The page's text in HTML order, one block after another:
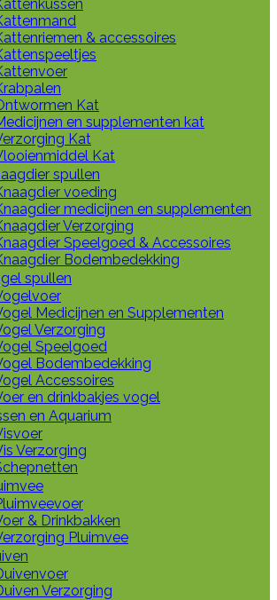
& accessoires
Kat
en supplementen kat
Kat
Kat
spullen
voeding
medicijnen en supplementen
Verzorging
Speelgoed & Accessoires
Bodembedekking
spullen
Medicijnen en Supplementen
Verzorging
Speelgoed
Bodembedekking
Accessoires
en drinkbakjes vogel
en Aquarium
Verzorging
& Drinkbakken
Pluimvee
Verzorging